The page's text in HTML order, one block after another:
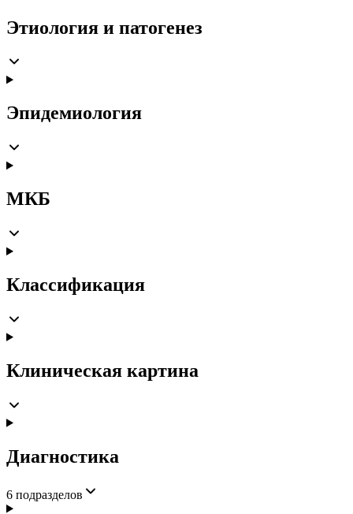
Этиология и патогенез
Эпидемиология
МКБ
Классификация
Клиническая картина
Диагностика
6 подразделов